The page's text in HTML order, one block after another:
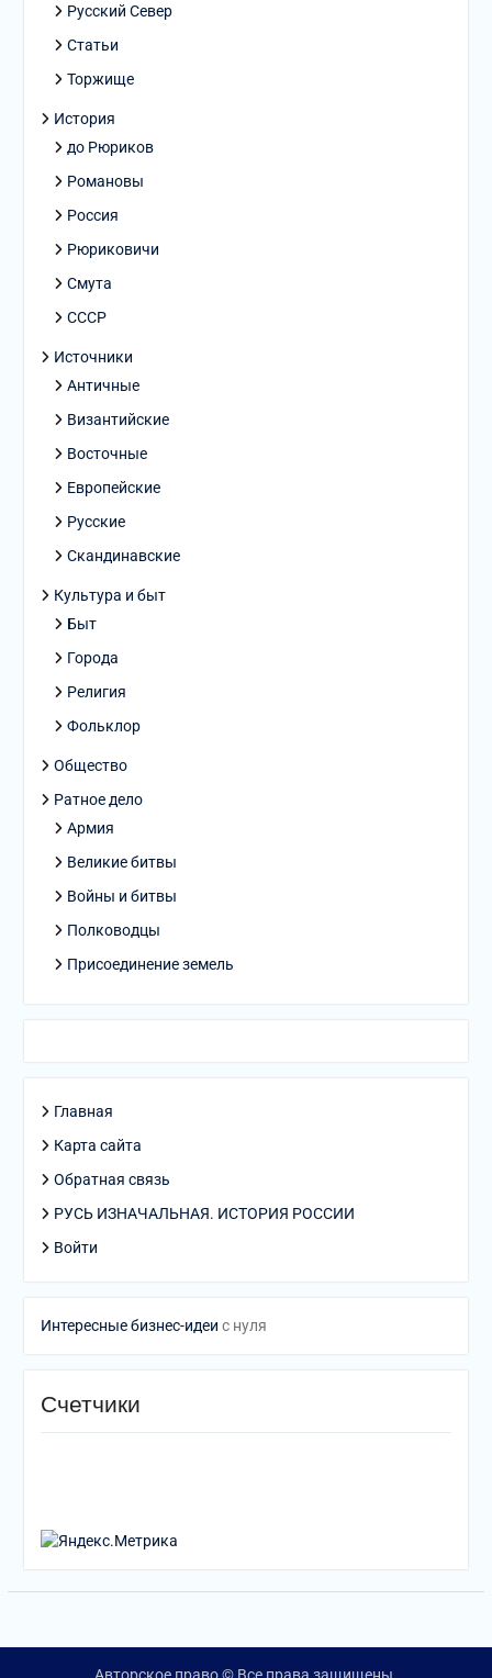
Русский Север
Статьи
Торжище
История
до Рюриков
Романовы
Россия
Рюриковичи
Смута
СССР
Источники
Античные
Византийские
Восточные
Европейские
Русские
Скандинавские
Культура и быт
Быт
Города
Религия
Фольклор
Общество
Ратное дело
Армия
Великие битвы
Войны и битвы
Полководцы
Присоединение земель
Главная
Карта сайта
Обратная связь
РУСЬ ИЗНАЧАЛЬНАЯ. ИСТОРИЯ РОССИИ
Войти
Интересные бизнес-идеи с нуля
Счетчики
Авторское право © Все права защищены.